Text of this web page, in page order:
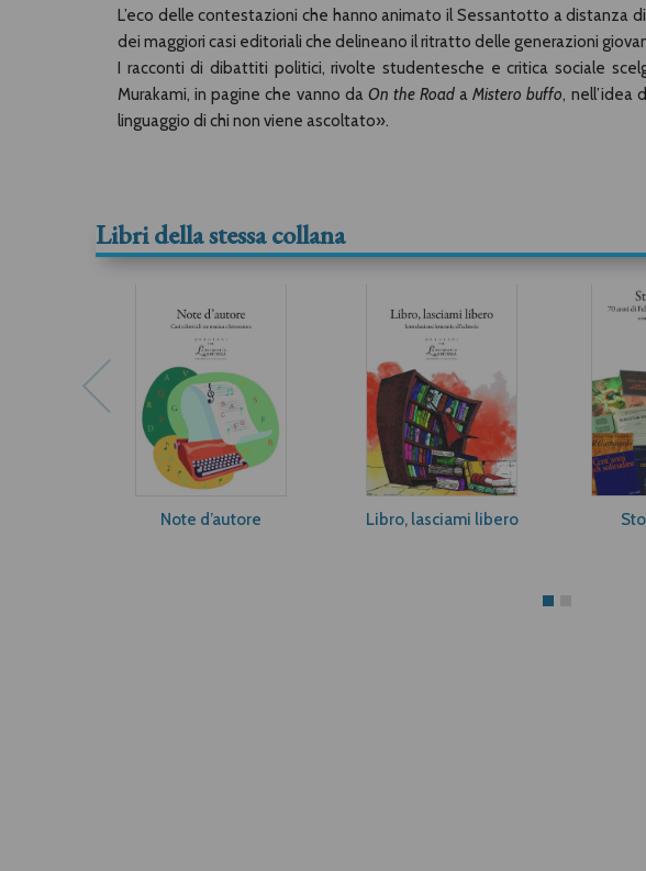
L’eco delle contestazioni che hanno animato il Sessantotto a distanza
dei maggiori casi editoriali che delineano il ritratto delle generazioni
I racconti di dibattiti politici, rivolte studentesche e critica sociale
Murakami, in pagine che vanno da On the Road aMistero buffo, nell’idea
linguaggio di chi non viene ascoltato».
Libri della stessa collana
Note d’autore Libro, lasciami libero